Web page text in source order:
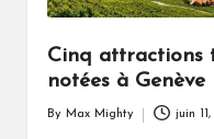
Cinq attractions
notées à Genève
By Max Mighty juin 11,